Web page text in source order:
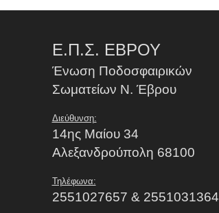
Ε.Π.Σ. ΕΒΡΟΥ
Ένωση Ποδοσφαιρικών
Σωματείων Ν. Έβρου
Διεύθυνση:
14ης Μαίου 34
Αλεξανδρούπολη 68100
Τηλέφωνα:
2551027657 & 2551031364